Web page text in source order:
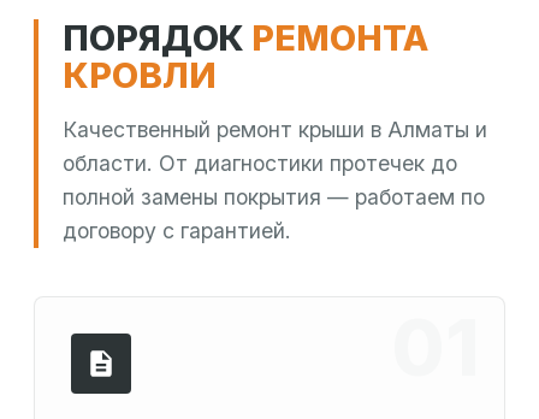
ПОРЯДОК РЕМОНТА
КРОВЛИ
Качественный ремонт крыши в Алматы и
области. От диагностики протечек до
полной замены покрытия — работаем по
договору с гарантией.